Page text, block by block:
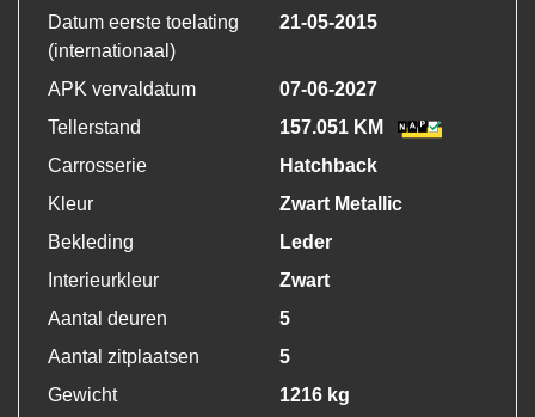
Datum eerste toelating
(internationaal)
21-05-2015
APK vervaldatum
07-06-2027
Tellerstand
157.051 KM
Carrosserie
Hatchback
Kleur
Zwart Metallic
Bekleding
Leder
Interieurkleur
Zwart
Aantal deuren
5
Aantal zitplaatsen
5
Gewicht
1216 kg